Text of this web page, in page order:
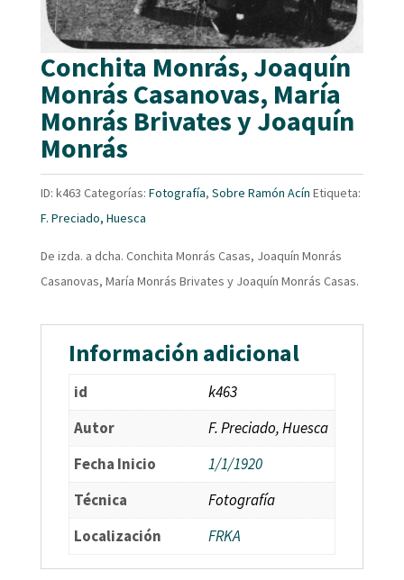
Conchita Monrás, Joaquín
Monrás Casanovas, María
Monrás Brivates y Joaquín
Monrás
ID: k463 Categorías: Fotografía, Sobre Ramón Acín Etiqueta:
F. Preciado, Huesca
De izda. a dcha. Conchita Monrás Casas, Joaquín Monrás
Casanovas, María Monrás Brivates y Joaquín Monrás Casas.
Información adicional
id
k463
Autor
F. Preciado, Huesca
Fecha Inicio
1/1/1920
Técnica
Fotografía
Localización
FRKA